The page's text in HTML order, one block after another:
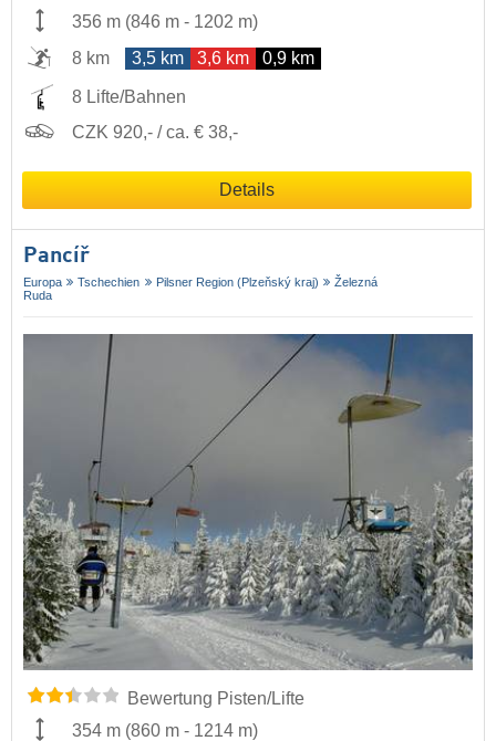
356 m (846 m - 1202 m)
8 km
3,5 km 3,6 km 0,9 km
8 Lifte/Bahnen
CZK 920,- / ca. € 38,-
Details
Pancíř
Europa Tschechien Pilsner Region (Plzeňský kraj)
Železná
Ruda
Bewertung Pisten/Lifte
354 m (860 m - 1214 m)